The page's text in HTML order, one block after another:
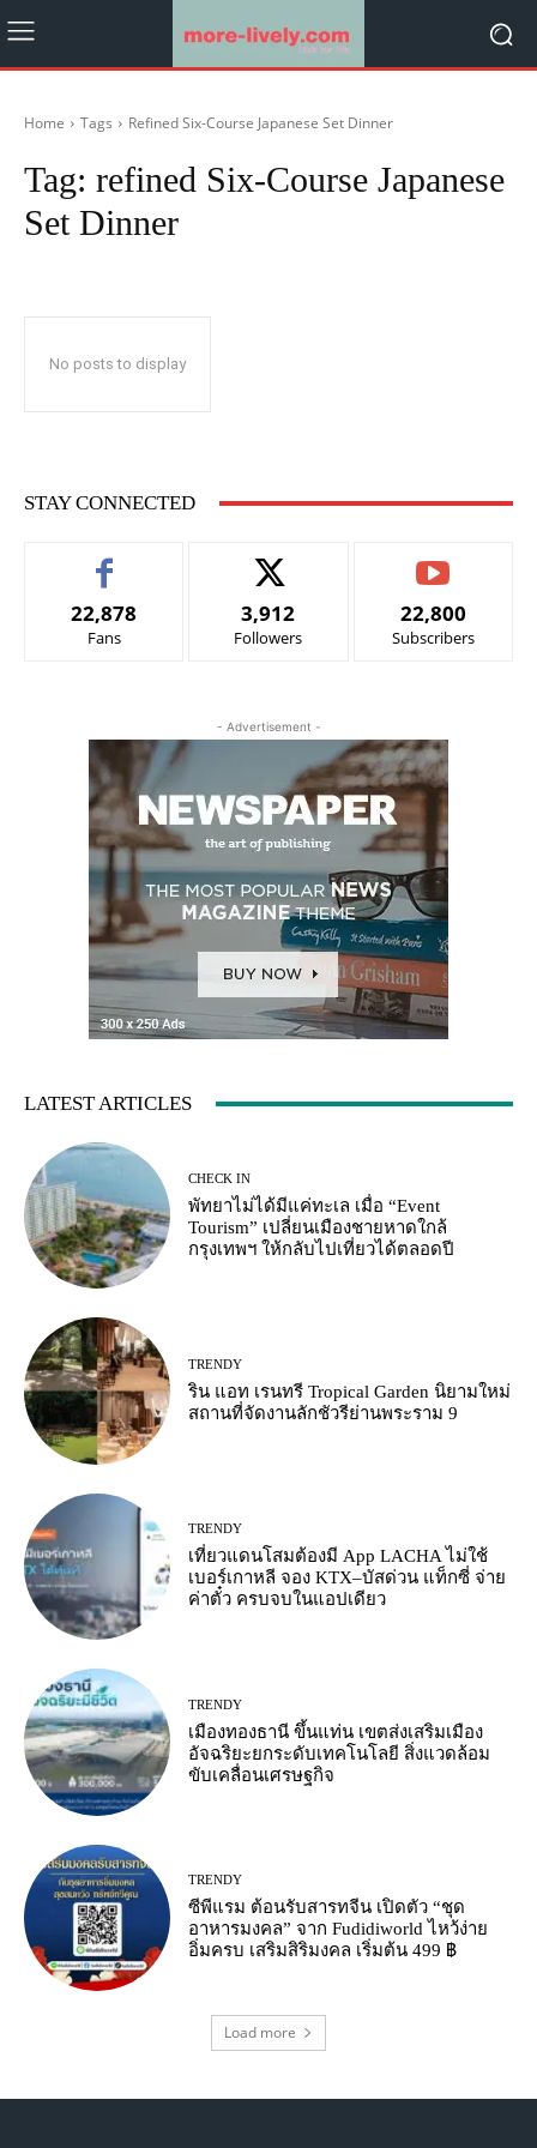
Home Tags Refined Six-Course Japanese Set Dinner
Tag: refined Six-Course Japanese
Set Dinner
No posts to display
STAY CONNECTED
22,878
Fans
3,912
Followers
22,800
Subscribers
- Advertisement -
LATEST ARTICLES
CHECK IN
พัทยาไม่ได้มีแค่ทะเล เมื่อ “Event
Tourism” เปลี่ยนเมืองชายหาดใกล้
กรุงเทพฯ ให้กลับไปเที่ยวได้ตลอดปี
TRENDY
ริน แอท เรนทรี Tropical Garden นิยามใหม่
สถานที่จัดงานลักชัวรีย่านพระราม 9
TRENDY
เที่ยวแดนโสมต้องมี App LACHA ไม่ใช้
เบอร์เกาหลี จอง KTX–บัสด่วน แท็กซี่ จ่าย
ค่าตั๋ว ครบจบในแอปเดียว
TRENDY
เมืองทองธานี ขึ้นแท่น เขตส่งเสริมเมือง
อัจฉริยะยกระดับเทคโนโลยี สิ่งแวดล้อม
ขับเคลื่อนเศรษฐกิจ
TRENDY
ซีพีแรม ต้อนรับสารทจีน เปิดตัว “ชุด
อาหารมงคล” จาก Fudidiworld ไหว้ง่าย
อิ่มครบ เสริมสิริมงคล เริ่มต้น 499 ฿
Load more